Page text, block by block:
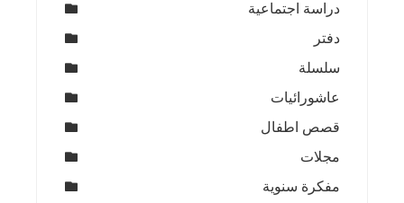
دراسة اجتماعية
دفتر
سلسلة
عاشورائيات
قصص اطفال
مجلات
مفكرة سنوية